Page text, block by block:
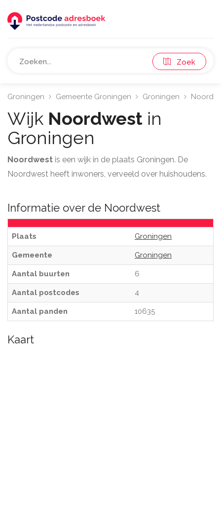
Zoek
Groningen Gemeente Groningen Groningen
Wijk Noordwest in
Groningen
Noordwest is een wijk in de plaats Groningen. De
Noordwest heeft inwoners, verveeld over huishoudens.
Informatie over de Noordwest
Plaats Groningen
Gemeente Groningen
Aantal buurten 6
Aantal postcodes 4
Aantal panden 10635
Kaart